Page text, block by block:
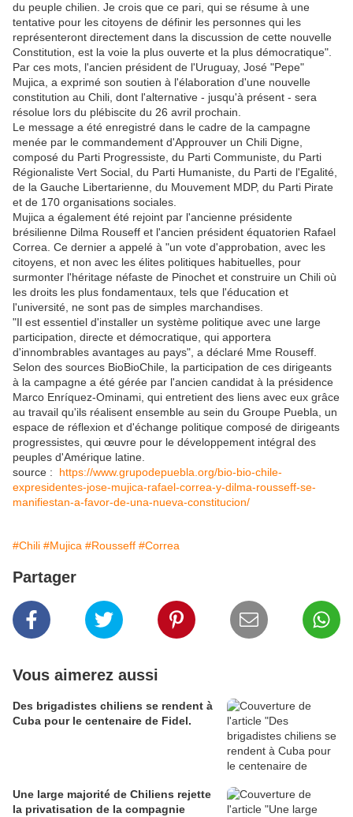
du peuple chilien. Je crois que ce pari, qui se résume à une
tentative pour les citoyens de définir les personnes qui les
représenteront directement dans la discussion de cette nouvelle
Constitution, est la voie la plus ouverte et la plus démocratique".
Par ces mots, l'ancien président de l'Uruguay, José "Pepe"
Mujica, a exprimé son soutien à l'élaboration d'une nouvelle
constitution au Chili, dont l'alternative - jusqu'à présent - sera
résolue lors du plébiscite du 26 avril prochain.
Le message a été enregistré dans le cadre de la campagne
menée par le commandement d'Approuver un Chili Digne,
composé du Parti Progressiste, du Parti Communiste, du Parti
Régionaliste Vert Social, du Parti Humaniste, du Parti de l'Egalité,
de la Gauche Libertarienne, du Mouvement MDP, du Parti Pirate
et de 170 organisations sociales.
Mujica a également été rejoint par l'ancienne présidente
brésilienne Dilma Rouseff et l'ancien président équatorien Rafael
Correa. Ce dernier a appelé à "un vote d'approbation, avec les
citoyens, et non avec les élites politiques habituelles, pour
surmonter l'héritage néfaste de Pinochet et construire un Chili où
les droits les plus fondamentaux, tels que l'éducation et
l'université, ne sont pas de simples marchandises.
"Il est essentiel d'installer un système politique avec une large
participation, directe et démocratique, qui apportera
d'innombrables avantages au pays", a déclaré Mme Rouseff.
Selon des sources BioBioChile, la participation de ces dirigeants
à la campagne a été gérée par l'ancien candidat à la présidence
Marco Enríquez-Ominami, qui entretient des liens avec eux grâce
au travail qu'ils réalisent ensemble au sein du Groupe Puebla, un
espace de réflexion et d'échange politique composé de dirigeants
progressistes, qui œuvre pour le développement intégral des
peuples d'Amérique latine.
source : https://www.grupodepuebla.org/bio-bio-chile-
expresidentes-jose-mujica-rafael-correa-y-dilma-rousseff-se-
manifiestan-a-favor-de-una-nueva-constitucion/
#Chili #Mujica #Rousseff #Correa
Partager
Vous aimerez aussi
Des brigadistes chiliens se rendent à
Cuba pour le centenaire de Fidel.
Une large majorité de Chiliens rejette
la privatisation de la compagnie